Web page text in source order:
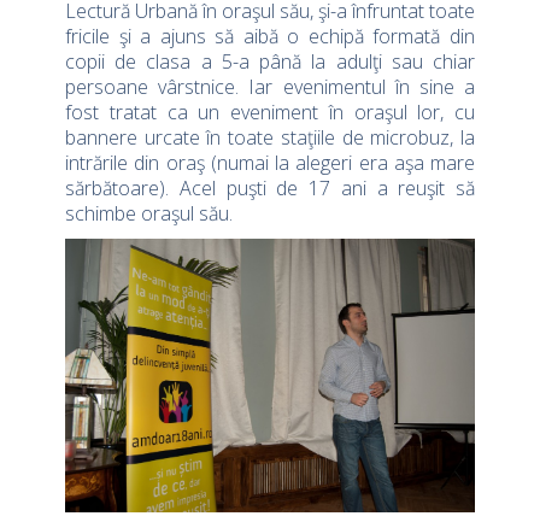
Lectură Urbană în oraşul său, şi-a înfruntat toate
fricile şi a ajuns să aibă o echipă formată din
copii de clasa a 5-a până la adulţi sau chiar
persoane vârstnice. Iar evenimentul în sine a
fost tratat ca un eveniment în oraşul lor, cu
bannere urcate în toate staţiile de microbuz, la
intrările din oraş (numai la alegeri era aşa mare
sărbătoare). Acel puşti de 17 ani a reuşit să
schimbe oraşul său.